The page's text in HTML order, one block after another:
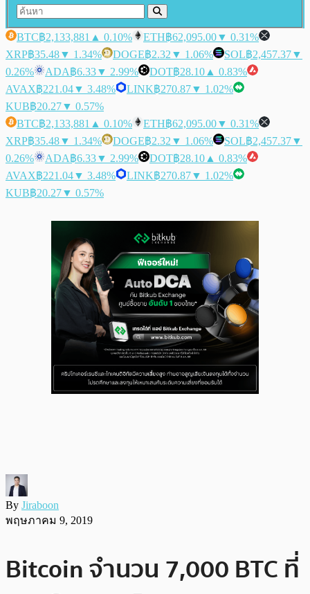
BTC฿2,133,881 ▲ 0.10% ETH฿62,095.00▼ 0.31%
XRP฿35.48▼ 1.34% DOGE฿2.32 ▼ 1.06% SOL฿2,457.37▼
0.26%
ADA฿6.33▼ 2.99% DOT฿28.10 ▲ 0.83%
AVAX฿221.04▼ 3.48% LINK฿270.87▼ 1.02%
KUB฿20.27▼ 0.57%
BTC฿2,133,881 ▲ 0.10% ETH฿62,095.00▼ 0.31%
XRP฿35.48▼ 1.34% DOGE฿2.32 ▼ 1.06% SOL฿2,457.37▼
0.26%
ADA฿6.33▼ 2.99% DOT฿28.10 ▲ 0.83%
AVAX฿221.04▼ 3.48% LINK฿270.87▼ 1.02%
KUB฿20.27▼ 0.57%
By Jiraboon
พฤษภาคม 9, 2019
Bitcoin จำนวน 7,000 BTC ที่